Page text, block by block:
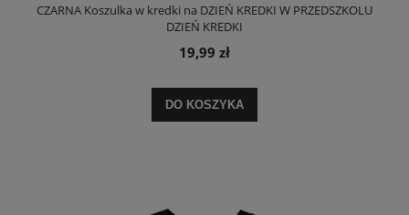
CZARNA Koszulka w kredki na DZIEŃ KREDKI W PRZEDSZKOLU
DZIEŃ KREDKI
19,99 zł
DO KOSZYKA